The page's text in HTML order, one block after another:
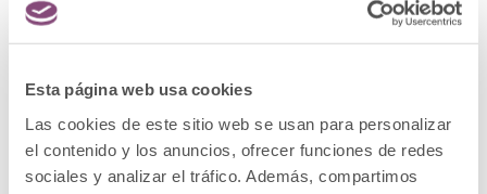
Esta página web usa cookies
Las cookies de este sitio web se usan para personalizar
el contenido y los anuncios, ofrecer funciones de redes
sociales y analizar el tráfico. Además, compartimos
los que sí se requiere cirugía, lo que aumenta los
particularidades de cada paciente. Si te han
convencido estos beneficios de la bioplastia, ¡ponte
en contacto con nosotros!